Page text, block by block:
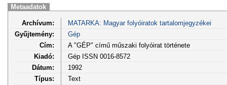
Metaadatok
Archívum:
MATARKA: Magyar folyóiratok tartalomjegyzékei
Gyűjtemény:
Gép
Cím:
A "GÉP" című műszaki folyóirat története
Kiadó:
Gép ISSN 0016-8572
Dátum:
1992
Típus:
Text